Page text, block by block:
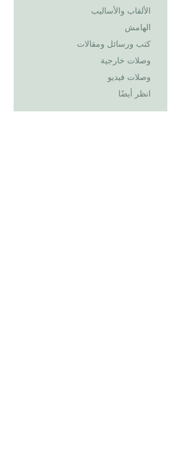
الألقاب والأساليب
الهامش
كتب ورسائل ومقالات
وصلات خارجية
وصلات فيديو
انظر أيضًا